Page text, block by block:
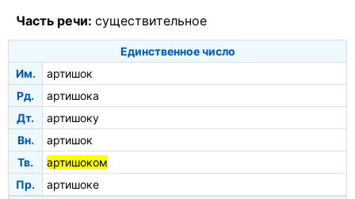
Часть речи: существительное
Единственное число
Им.
артишок
Рд.
артишока
Дт.
артишоку
Вн.
артишок
Тв.
артишоком
Пр.
артишоке